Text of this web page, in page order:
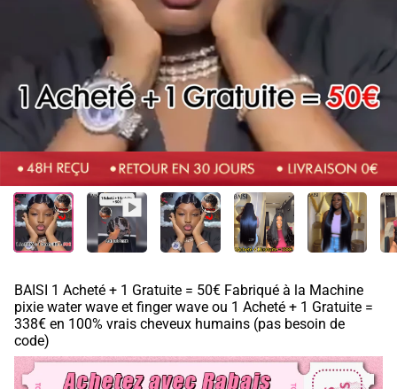
BAISI 1 Acheté + 1 Gratuite = 50€ Fabriqué à la Machine
pixie water wave et finger wave ou 1 Acheté + 1 Gratuite =
338€ en 100% vrais cheveux humains (pas besoin de
code)